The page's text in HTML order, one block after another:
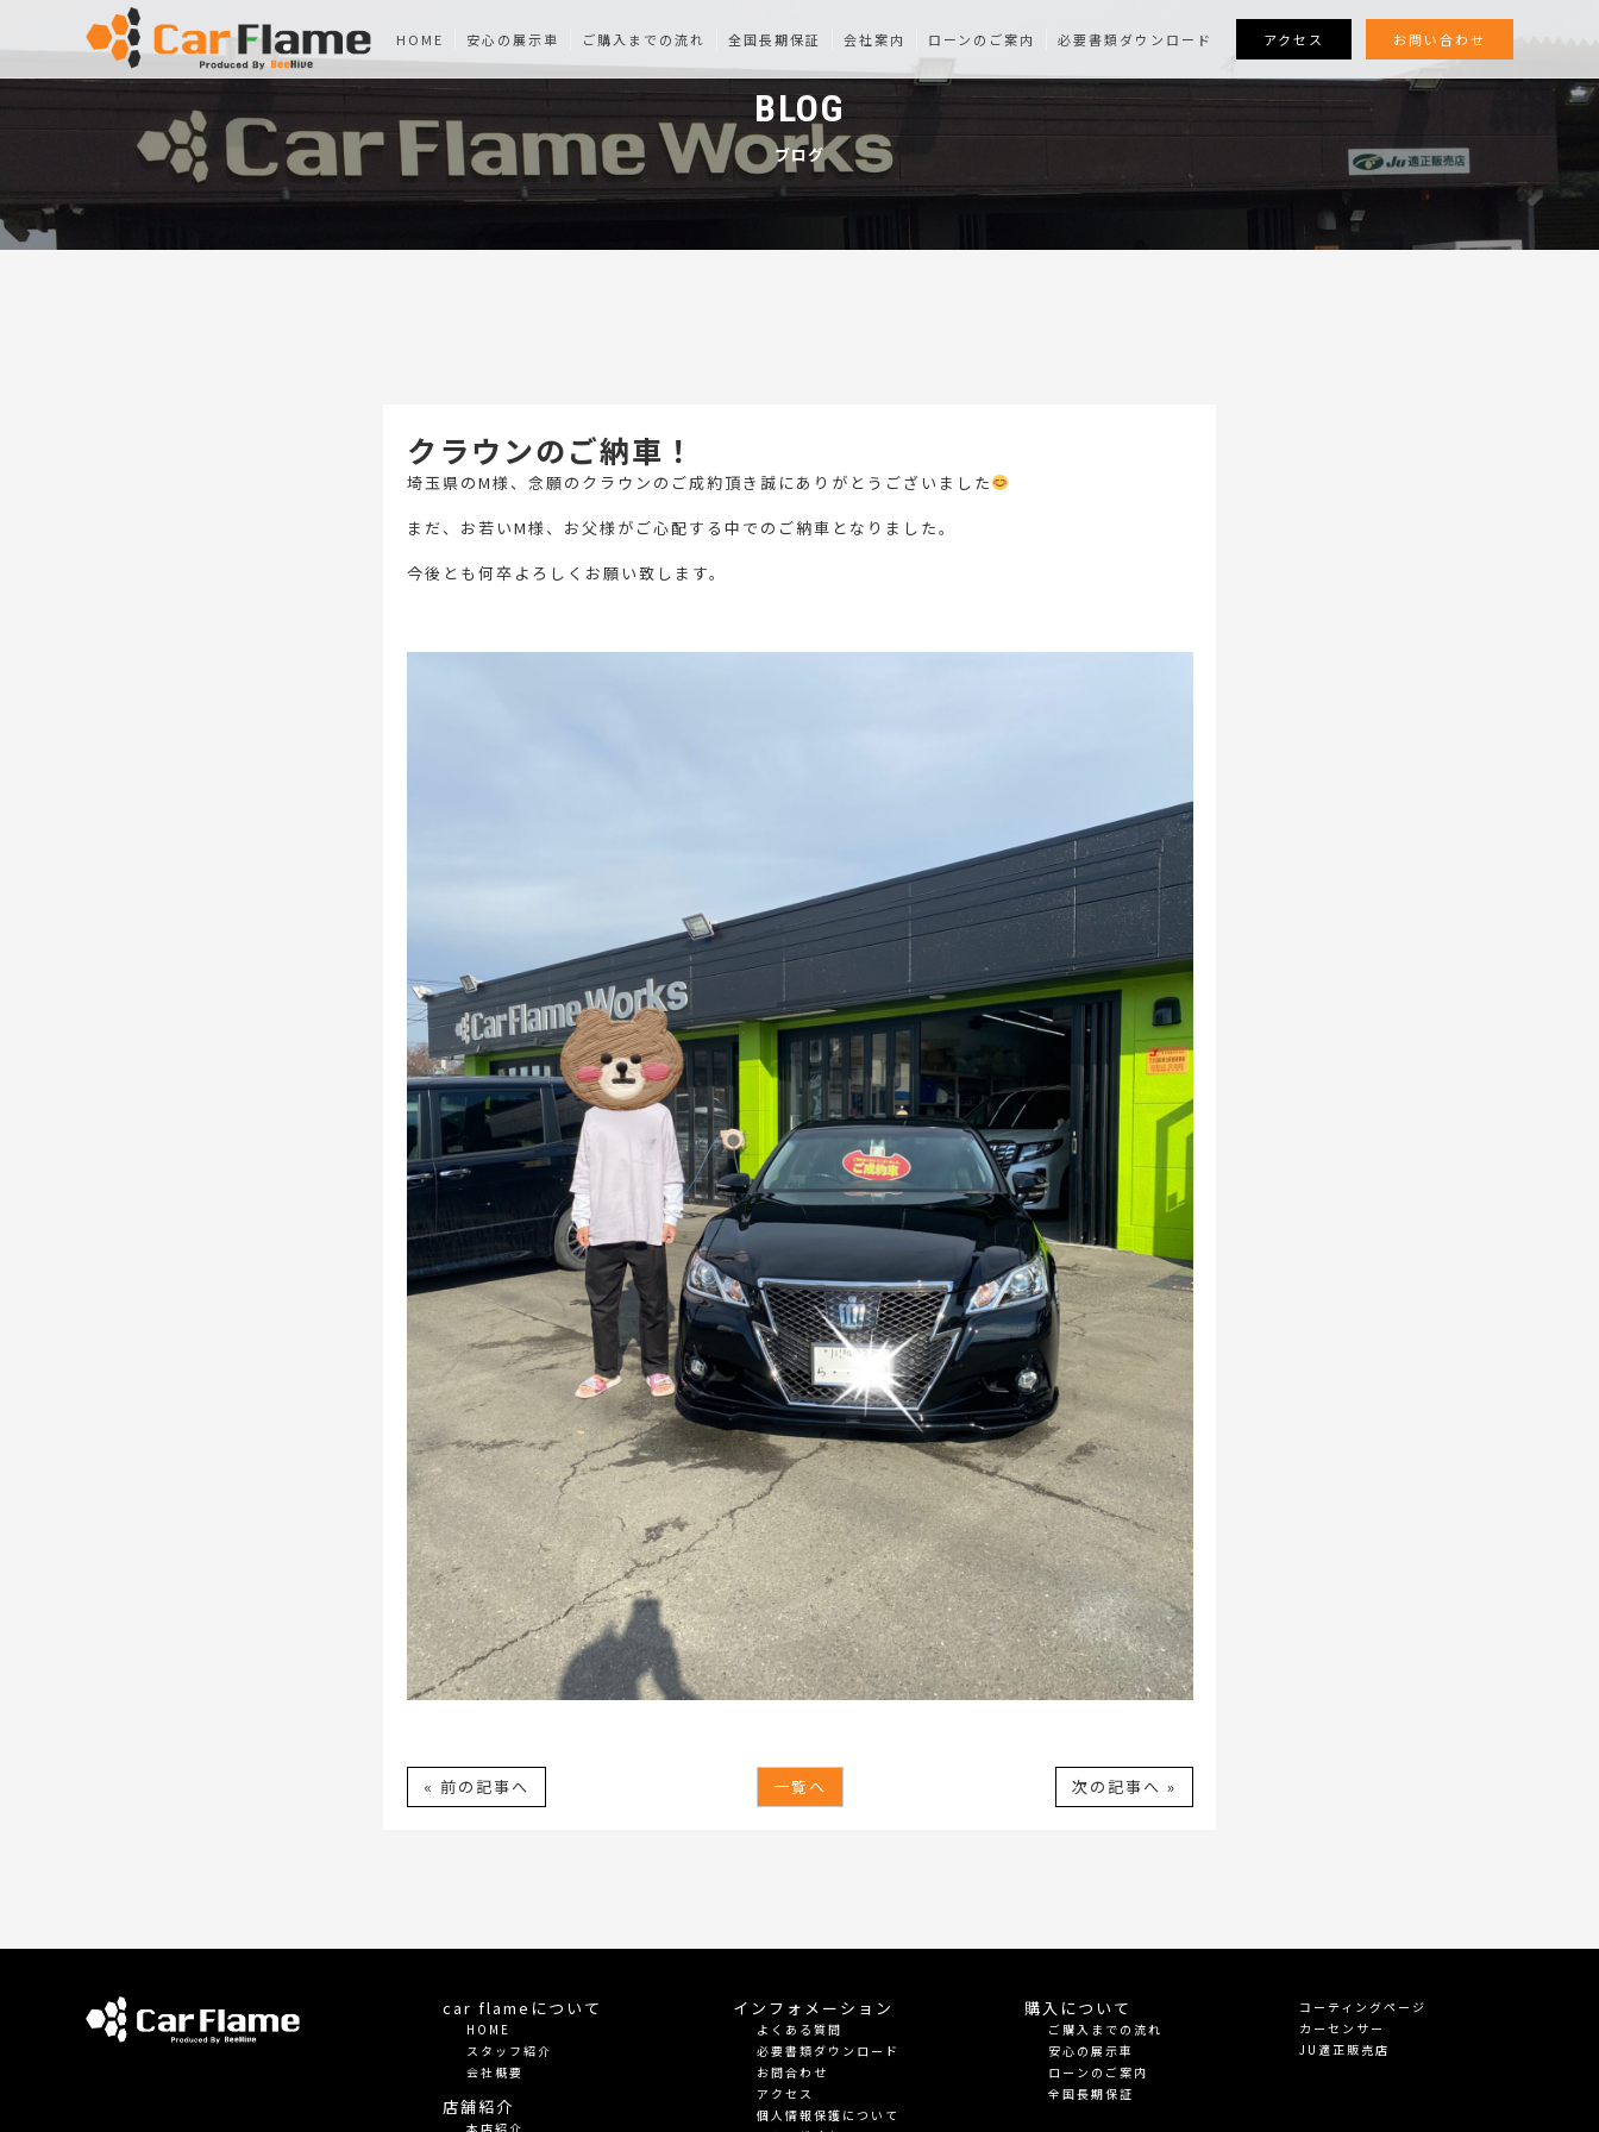
HOME 安心の展示車 ご購入までの流れ 全国長期保証 会社案内 ローンのご案内 必要書類ダウンロード アクセス お問い合わせ
BLOG
ブログ
クラウンのご納車！
埼玉県のM様、念願のクラウンのご成約頂き誠にありがとうございました
まだ、お若いM様、お父様がご心配する中でのご納車となりました。
今後とも何卒よろしくお願い致します。
« 前の記事へ 一覧へ 次の記事へ »
car flameについて
HOME
スタッフ紹介
会社概要
店舗紹介
本店紹介
インフォメーション
よくある質問
必要書類ダウンロード
お問合わせ
アクセス
個人情報保護について
購入について
ご購入までの流れ
安心の展示車
ローンのご案内
全国長期保証
コーティングページ
カーセンサー
JU適正販売店